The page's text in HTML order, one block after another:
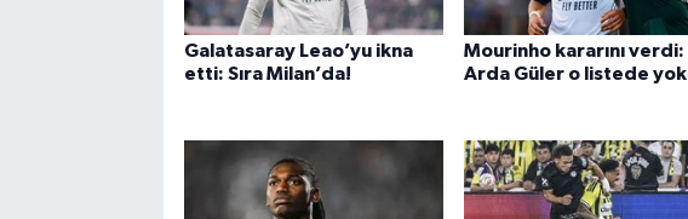
Galatasaray Leao’yu ikna
etti: Sıra Milan’da!
Mourinho kararını verdi:
Arda Güler o listede yok